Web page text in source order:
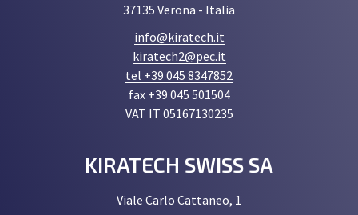
37135 Verona - Italia
info@kiratech.it
kiratech2@pec.it
tel +39 045 8347852
fax +39 045 501504
VAT IT 05167130235
KIRATECH SWISS SA
Viale Carlo Cattaneo, 1